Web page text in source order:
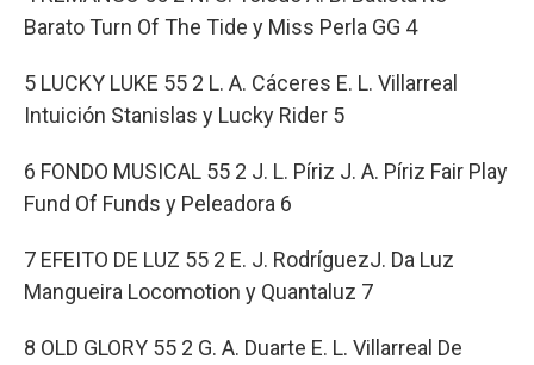
Barato Turn Of The Tide y Miss Perla GG 4
5 LUCKY LUKE 55 2 L. A. Cáceres E. L. Villarreal
Intuición Stanislas y Lucky Rider 5
6 FONDO MUSICAL 55 2 J. L. Píriz J. A. Píriz Fair Play
Fund Of Funds y Peleadora 6
7 EFEITO DE LUZ 55 2 E. J. RodríguezJ. Da Luz
Mangueira Locomotion y Quantaluz 7
8 OLD GLORY 55 2 G. A. Duarte E. L. Villarreal De